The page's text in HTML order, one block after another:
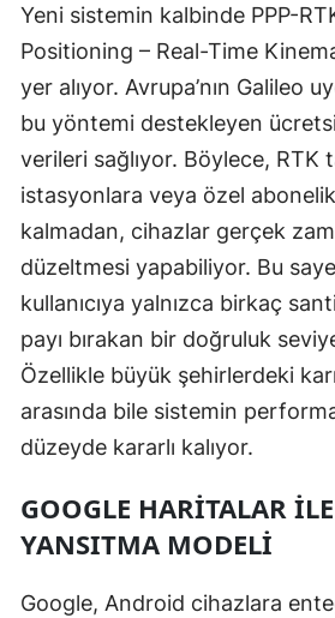
Yeni sistemin kalbinde PPP-
Positioning – Real-Time
yer alıyor. Avrupa’nın Galileo
bu yöntemi destekleyen
verileri sağlıyor. Böylece, RTK
istasyonlara veya özel
kalmadan, cihazlar gerçek
düzeltmesi yapabiliyor. Bu
kullanıcıya yalnızca birkaç
payı bırakan bir doğruluk
Özellikle büyük şehirlerdeki
arasında bile sistemin
düzeyde kararlı kalıyor.
GOOGLE HARITALAR
YANSITMA MODELI
Google, Android cihazlara